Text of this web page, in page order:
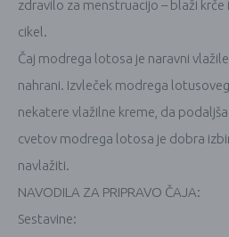
zdravilo za menstruacijo – blaži
cikel.
Čaj modrega lotosa je naravni
nahrani. Izvleček modrega
nekatere vlažilne kreme, da
cvetov modrega lotosa je dobra
navlažiti.
NAVODILA ZA PRIPRAVO ČAJA:
Sestavine: